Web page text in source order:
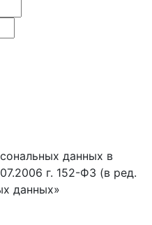
данных в
г. 152-ФЗ (в ред.
данных»